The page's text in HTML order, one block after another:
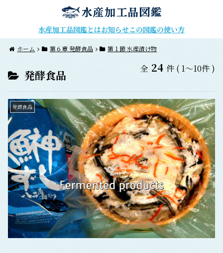
水産加工品図鑑とはお知らせこの図鑑の使い方
ホーム 第６章 発酵食品 第１節 水産漬け物
発酵食品 全 24 件 ( 1～10件 )
発酵食品